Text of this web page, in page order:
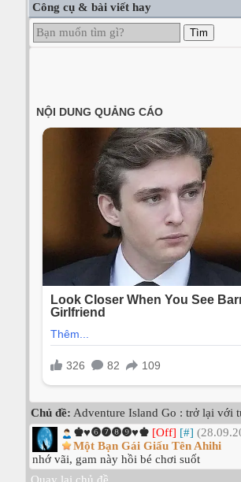
Công cụ & bài viết hay
Tìm
Chủ đề: Adventure Island Go : trở lại với
♚♥❻❼❽❾♥♚ [Off] [#]
Một Bạn Gái Giấu Tên Ahihi
nhớ vãi, gam này hồi bé chơi suốt